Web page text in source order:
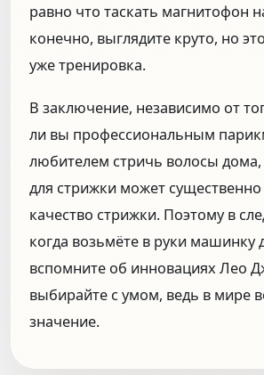
равно что таскать магнитофон
конечно, выглядите круто, но
уже тренировка.
В заключение, независимо от
ли вы профессиональным
любителем стричь волосы
для стрижки может
качество стрижки. Поэтому в
когда возьмёте в руки машинку
вспомните об инновациях Лео
выбирайте с умом, ведь в мире
значение.